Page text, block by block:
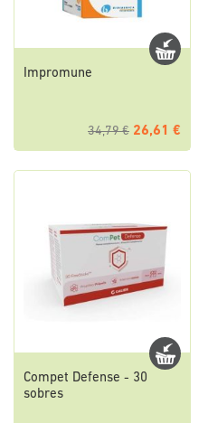
Impromune
34,79 € 26,61 €
Compet Defense - 30
sobres